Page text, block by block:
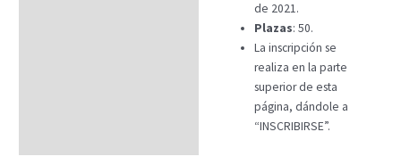
de 2021.
Plazas: 50.
La inscripción se
realiza en la parte
superior de esta
página, dándole a
“INSCRIBIRSE”.